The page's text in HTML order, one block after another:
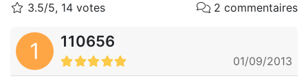
3.5/5, 14 votes 2 commentaires
1 110656
01/09/2013